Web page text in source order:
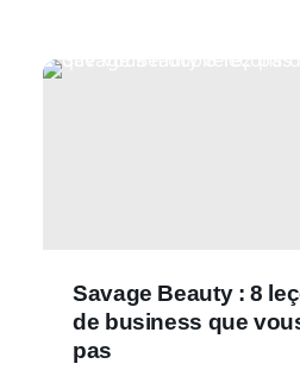
Savage Beauty : 8
de business que
pas